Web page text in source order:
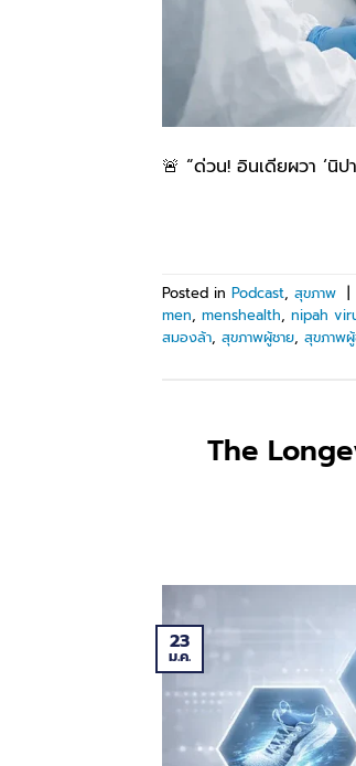
🚨 “ด่วน! อินเดียผวา ‘นิป
Posted in Podcast, สุขภาพ |
men, menshealth, nipah
สมองล้า, สุขภาพผู้ชาย, สุขภาพ
The
23
ม.ค.